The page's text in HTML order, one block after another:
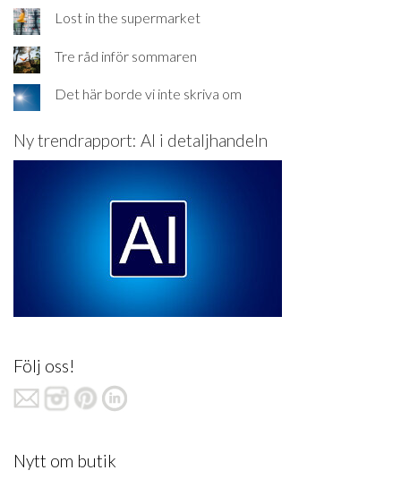
Lost in the supermarket
Tre råd inför sommaren
Det här borde vi inte skriva om
Ny trendrapport: AI i detaljhandeln
Följ oss!
Nytt om butik